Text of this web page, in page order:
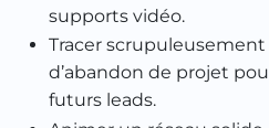
supports vidéo.
Tracer
d’abandon de projet
futurs leads.